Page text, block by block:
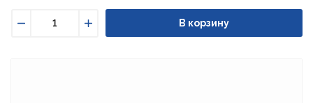
Увеличить
В корзину